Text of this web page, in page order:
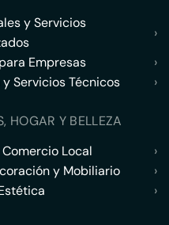
y Servicios
›
Empresas
›
Servicios Técnicos
›
HOGAR Y BELLEZA
Local
›
y Mobiliario
›
›